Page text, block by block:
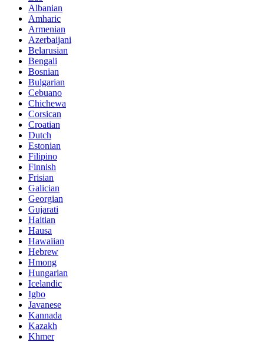
Albanian
Amharic
Armenian
Azerbaijani
Belarusian
Bengali
Bosnian
Bulgarian
Cebuano
Chichewa
Corsican
Croatian
Dutch
Estonian
Filipino
Finnish
Frisian
Galician
Georgian
Gujarati
Haitian
Hausa
Hawaiian
Hebrew
Hmong
Hungarian
Icelandic
Igbo
Javanese
Kannada
Kazakh
Khmer